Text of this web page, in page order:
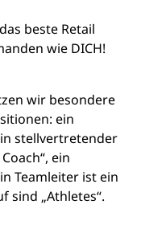
beste Retail
wie DICH!
wir besondere
ein
stellvertretender
ein
Teamleiter ist ein
sind „Athletes“.